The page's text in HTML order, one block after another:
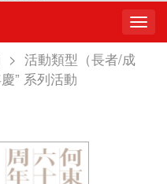
> 活動類型（長者/成
” 系列活動